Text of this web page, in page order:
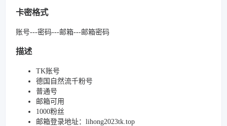
卡密格式
账号---密码---邮箱---邮箱密码
描述
TK账号
德国自然流千粉号
普通号
邮箱可用
1000粉丝
邮箱登录地址：lihong2023tk.top